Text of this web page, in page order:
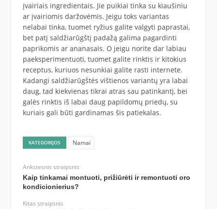
įvairiais ingredientais. Jie puikiai tinka su kiaušiniu
ar įvairiomis daržovėmis. Jeigu toks variantas
nelabai tinka, tuomet ryžius galite valgyti paprastai,
bet patį saldžiarūgštį padažą galima pagardinti
paprikomis ar ananasais. O jeigu norite dar labiau
paeksperimentuoti, tuomet galite rinktis ir kitokius
receptus, kuriuos nesunkiai galite rasti internete.
Kadangi saldžiarūgštės vištienos variantų yra labai
daug, tad kiekvienas tikrai atras sau patinkantį, bei
galės rinktis iš labai daug papildomų priedų, su
kuriais gali būti gardinamas šis patiekalas.
KATEGORIJOS Namai
Ankstesnis straipsnis
Kaip tinkamai montuoti, prižiūrėti ir remontuoti oro
kondicionierius?
Kitas straipsnis